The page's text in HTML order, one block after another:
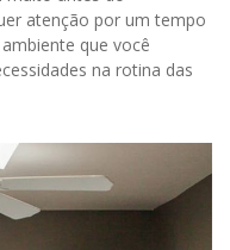
atenção por um tempo
que você
na rotina das